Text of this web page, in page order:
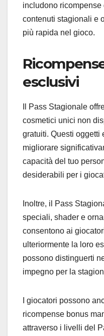
includono
contenuti stagionali e
più rapida nel gioco.
esclusivi
Il Pass Stagionale
cosmetici unici non
gratuiti. Questi oggetti
migliorare
capacità del tuo
desiderabili per i
Inoltre, il Pass
speciali, shader e
consentono ai
ulteriormente la loro
possono distinguerti
impegno per la
I giocatori possono
ricompense bonus
attraverso i livelli del